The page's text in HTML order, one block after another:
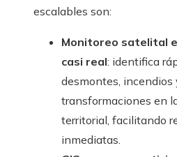
escalables son:
Monitoreo satelital
casi real: identifica
desmontes, incendios
transformaciones en
territorial, facilitando
inmediatas.